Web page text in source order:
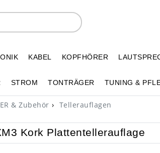
KABEL KOPFHÖRER
STROM TONTRÄGER TUNING &
& Zubehör Tellerauflagen
Kork Plattentellerauflage